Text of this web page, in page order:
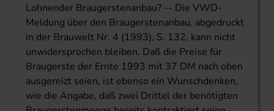
Lohnender Braugerstenanbau? -- Die VWD-
Meldung über den Braugerstenanbau, abgedruckt
in der Brauwelt Nr. 4 (1993), S. 132, kann nicht
unwidersprochen bleiben. Daß die Preise für
Braugerste der Ernte 1993 mit 37 DM nach oben
ausgereizt seien, ist ebenso ein Wunschdenken,
wie die Angabe, daß zwei Drittel der benötigten